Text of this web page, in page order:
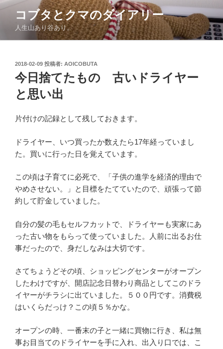
コ
ン
コブタとクマのダイアリー
人生山あり谷あり。
投
稿
日:
2018-02-09 投稿者: AOICOBUTA
今日捨てたもの 古いドライヤー
と思い出
片付けの記録として残しておきます。
ドライヤー、いつ買ったか数えたら17年経っていまし
た。買いに行った日を覚えています。
この頃は子育てに必死で、「子供の進学を経済的理由で
やめさせない。」と目標をたてていたので、頑張って節
約して貯金していました。
自分の髪の毛もセルフカットで、ドライヤーも実家にあ
った古い物をもらって使っていました。人前に出るお仕
事だったので、身だしなみは大切です。
さてちょうどその頃、ショッピングセンターがオープン
したわけですが、開店記念日替わり商品としてこのドラ
イヤーがチラシに出ていました。５００円です。消費税
はいくらだっけ？この頃５％かな。
オープンの時、一番末の子と一緒に買物に行き、私は無
事お目当てのドライヤーを手に入れ、出入り口では、こ